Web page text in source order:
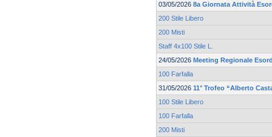
03/05/2026 8a Giornata Attività
200 Stile Libero
200 Misti
Staff 4x100 Stile L.
24/05/2026 Meeting Regionale
100 Farfalla
31/05/2026 11° Trofeo “Alberto
100 Stile Libero
100 Farfalla
200 Misti